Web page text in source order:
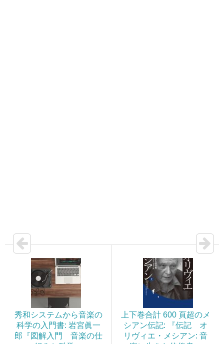
秀和システムから音楽の
科学の入門書: 岩宮眞一
郎『図解入門 音楽の仕
上下巻合計 600 頁超のメ
シアン伝記: 『伝記 オ
リヴィエ・メシアン: 音